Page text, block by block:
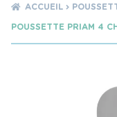
ACCUEIL
POUSSETTE PRIAM 4